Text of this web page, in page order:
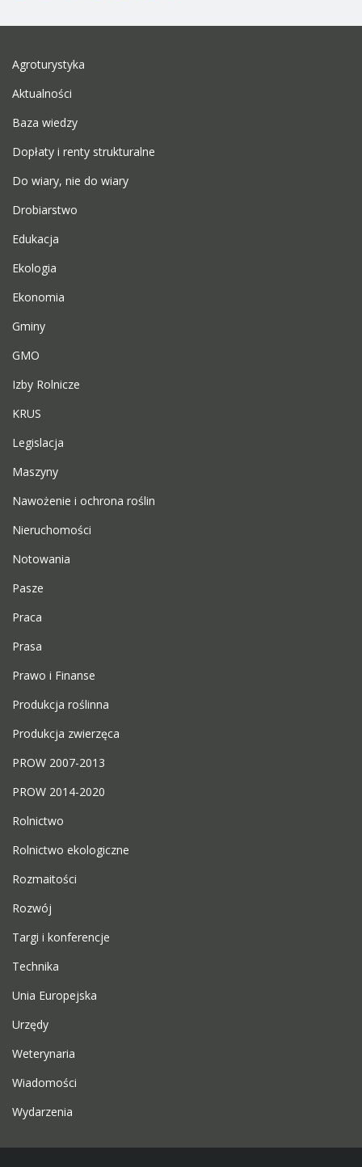
Agroturystyka
Aktualności
Baza wiedzy
Dopłaty i renty strukturalne
Do wiary, nie do wiary
Drobiarstwo
Edukacja
Ekologia
Ekonomia
Gminy
GMO
Izby Rolnicze
KRUS
Legislacja
Maszyny
Nawożenie i ochrona roślin
Nieruchomości
Notowania
Pasze
Praca
Prasa
Prawo i Finanse
Produkcja roślinna
Produkcja zwierzęca
PROW 2007-2013
PROW 2014-2020
Rolnictwo
Rolnictwo ekologiczne
Rozmaitości
Rozwój
Targi i konferencje
Technika
Unia Europejska
Urzędy
Weterynaria
Wiadomości
Wydarzenia